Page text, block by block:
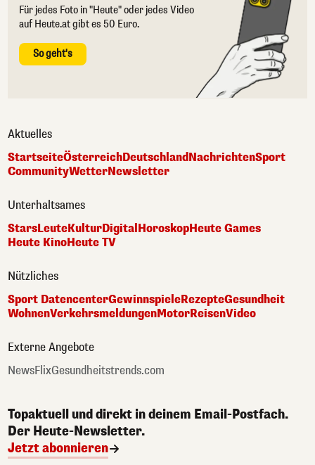
Für jedes Foto in "Heute" oder jedes Video
auf Heute.at gibt es 50 Euro.
So geht's
Aktuelles
StartseiteÖsterreichDeutschlandNachrichtenSport
CommunityWetterNewsletter
Unterhaltsames
StarsLeuteKulturDigital HoroskopHeute Games
Heute KinoHeute TV
Nützliches
Sport DatencenterGewinnspieleRezepteGesundheit
WohnenVerkehrsmeldungenMotorReisenVideo
Externe Angebote
NewsFlixGesundheitstrends.com
Topaktuell und direkt in deinem Email-Postfach.
Der Heute-Newsletter.
Jetzt abonnieren